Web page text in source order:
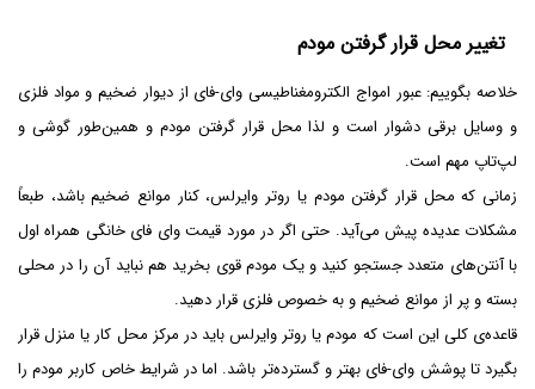
تغییر محل قرار گرفتن مودم
خلاصه بگوییم: عبور امواج الکترومغناطیسی وای-فای از دیوار ضخیم و مواد فلزی
و وسایل برقی دشوار است و لذا محل قرار گرفتن مودم و همین‌طور گوشی و
لپ‌تاپ مهم است.
زمانی که محل قرار گرفتن مودم یا روتر وایرلس، کنار موانع ضخیم باشد، طبعاً
مشکلات عدیده پیش می‌آید. حتی اگر در مورد قیمت وای فای خانگی همراه اول
با آنتن‌های متعدد جستجو کنید و یک مودم قوی بخرید هم نباید آن را در محلی
بسته و پر از موانع ضخیم و به خصوص فلزی قرار دهید.
قاعده‌ی کلی این است که مودم یا روتر وایرلس باید در مرکز محل کار یا منزل قرار
بگیرد تا پوشش وای-فای بهتر و گسترده‌تر باشد. اما در شرایط خاص کاربر مودم را